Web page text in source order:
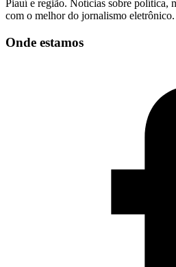
Piauí e região. Notícias sobre política,
com o melhor do jornalismo eletrônico.
Onde estamos